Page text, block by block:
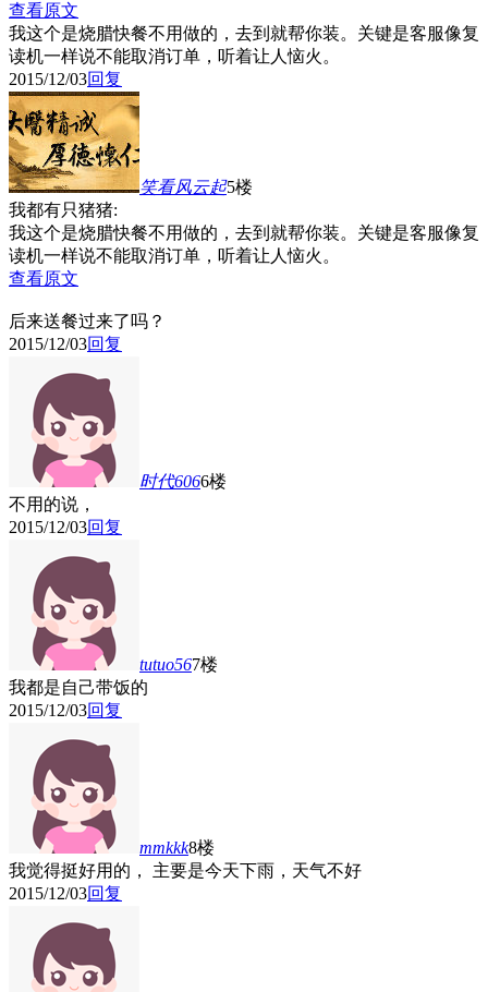
查看原文
我这个是烧腊快餐不用做的，去到就帮你装。关键是客服像复
读机一样说不能取消订单，听着让人恼火。
2015/12/03回复
笑看风云起5楼
我都有只猪猪:
我这个是烧腊快餐不用做的，去到就帮你装。关键是客服像复
读机一样说不能取消订单，听着让人恼火。
查看原文
后来送餐过来了吗？
2015/12/03回复
时代6066楼
不用的说，
2015/12/03回复
tutuo567楼
我都是自己带饭的
2015/12/03回复
mmkkk8楼
我觉得挺好用的， 主要是今天下雨，天气不好
2015/12/03回复